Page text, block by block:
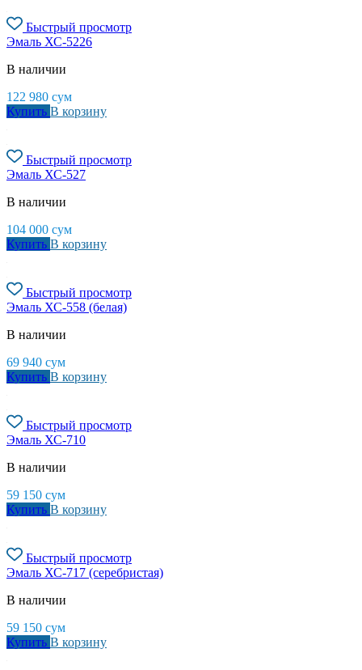
Быстрый просмотр
Эмаль ХС-5226
В наличии
122 980 сум
Купить В корзину
Быстрый просмотр
Эмаль ХС-527
В наличии
104 000 сум
Купить В корзину
Быстрый просмотр
Эмаль ХС-558 (белая)
В наличии
69 940 сум
Купить В корзину
Быстрый просмотр
Эмаль ХС-710
В наличии
59 150 сум
Купить В корзину
Быстрый просмотр
Эмаль ХС-717 (серебристая)
В наличии
59 150 сум
Купить В корзину